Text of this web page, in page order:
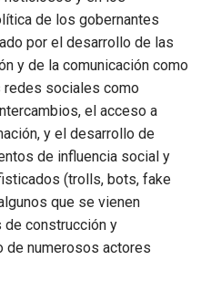
de los gobernantes
por el desarrollo de las
y de la comunicación como
redes sociales como
el acceso a
y el desarrollo de
de influencia social y
(trolls, bots, fake
que se vienen
de construcción y
de numerosos actores